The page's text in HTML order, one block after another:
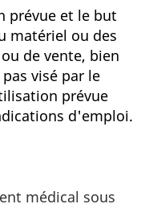
prévue et le but
matériel ou des
de vente, bien
visé par le
prévue
d'emploi.
médical sous